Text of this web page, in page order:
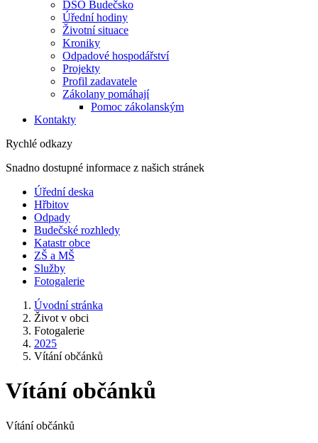
DSO Budečsko
Úřední hodiny
Životní situace
Kroniky
Odpadové hospodářství
Projekty
Profil zadavatele
Zákolany pomáhají
Pomoc zákolanským
Kontakty
Rychlé odkazy
Snadno dostupné informace z našich stránek
Úřední deska
Hřbitov
Odpady
Budečské rozhledy
Katastr obce
ZŠ a MŠ
Služby
Fotogalerie
Úvodní stránka
Život v obci
Fotogalerie
2025
Vítání občánků
Vítání občánků
Vítání občánků